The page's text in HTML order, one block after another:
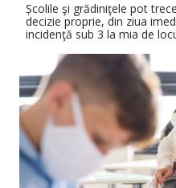
Școlile şi grădiniţele pot
decizie proprie, din ziua
incidenţă sub 3 la mia de